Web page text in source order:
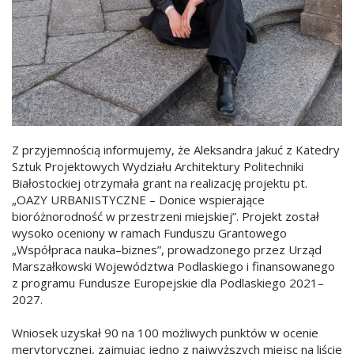
Z przyjemnością informujemy, że Aleksandra Jakuć z Katedry
Sztuk Projektowych Wydziału Architektury Politechniki
Białostockiej otrzymała grant na realizację projektu pt.
„OAZY URBANISTYCZNE – Donice wspierające
bioróżnorodność w przestrzeni miejskiej”. Projekt został
wysoko oceniony w ramach Funduszu Grantowego
„Współpraca nauka–biznes”, prowadzonego przez Urząd
Marszałkowski Województwa Podlaskiego i finansowanego
z programu Fundusze Europejskie dla Podlaskiego 2021–
2027.
Wniosek uzyskał 90 na 100 możliwych punktów w ocenie
merytorycznej, zajmując jedno z najwyższych miejsc na liście